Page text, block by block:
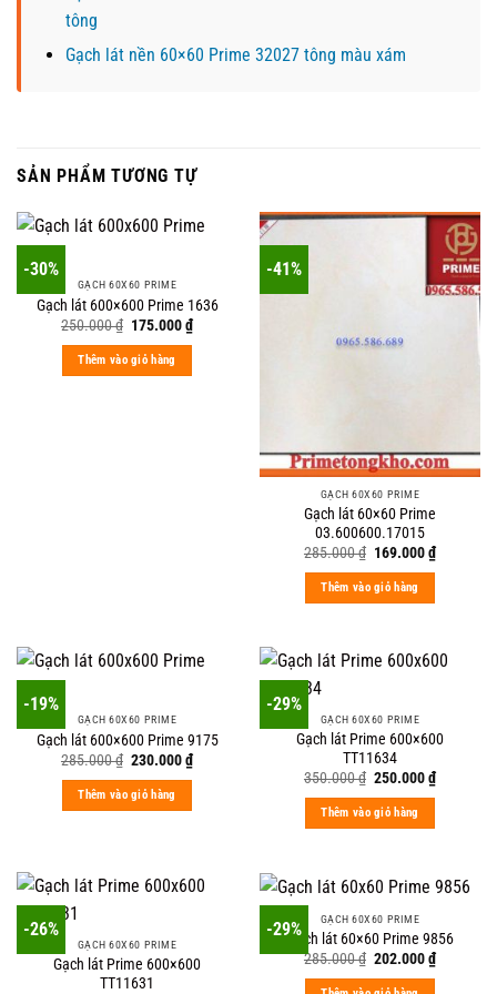
tông
Gạch lát nền 60×60 Prime 32027 tông màu xám
SẢN PHẨM TƯƠNG TỰ
-30%
GẠCH 60X60 PRIME
Gạch lát 600×600 Prime 1636
250.000₫ Original
was:
250.000 ₫.
175.000₫Current
price
Thêm vào giỏ hàng
-41%
GẠCH 60X60 PRIME
Gạch lát 60×60 Prime
03.600600.17015
285.000₫ Original
was:
285.000 ₫.
169.000₫Current
price
Thêm vào giỏ hàng
-19%
GẠCH 60X60 PRIME
Gạch lát 600×600 Prime 9175
285.000₫ Original
was:
285.000 ₫.
230.000₫Current
price
Thêm vào giỏ hàng
-29%
GẠCH 60X60 PRIME
Gạch lát Prime 600×600
TT11634
350.000₫ Original
was:
350.000 ₫.
250.000₫Current
price
Thêm vào giỏ hàng
-26%
GẠCH 60X60 PRIME
Gạch lát Prime 600×600
TT11631
-29% GẠCH 60X60 PRIME
Gạch lát 60×60 Prime 9856
285.000₫ Original
was:
202.000₫Current
price